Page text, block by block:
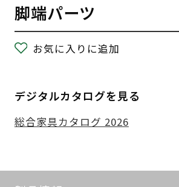
脚端パーツ
お気に入りに追加
デジタルカタログを見る
総合家具カタログ 2026